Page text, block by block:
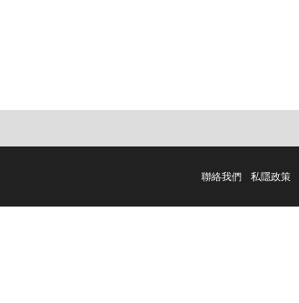
私隱政策
聯絡我們